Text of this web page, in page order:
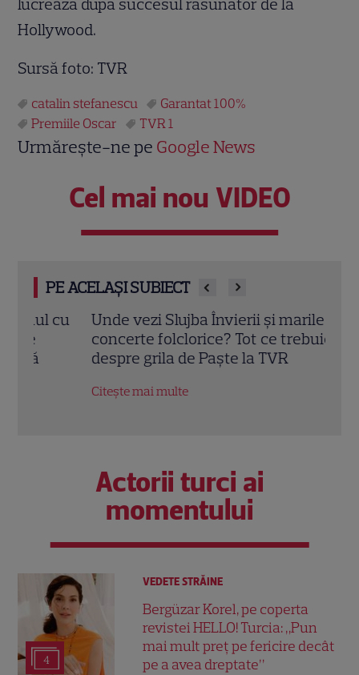
Hollywood.
Sursă foto: TVR
catalin stefanescu
Garantat 100%
Premiile Oscar
TVR 1
Urmărește-ne pe Google News
Cel mai nou VIDEO
PE ACELAȘI SUBIECT
Unde vezi Slujba Învierii și marile
concerte folclorice? Tot ce trebuie să știi
despre grila de Paște la TVR
Citește mai multe
Actorii turci ai
momentului
4
VEDETE STRĂINE
Bergüzar Korel, pe coperta
revistei HELLO! Turcia: „Pun
mai mult preț pe fericire decât
pe a avea dreptate”